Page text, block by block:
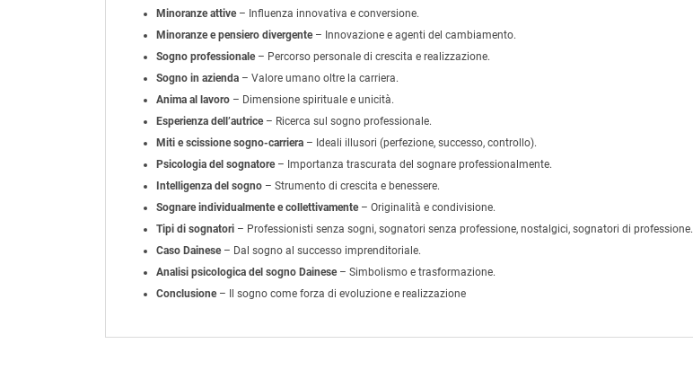
Minoranze attive– Influenza innovativa e conversione.
Minoranze e pensiero divergente– Innovazione e agenti del cambiamento.
Sogno professionale– Percorso personale di crescita e realizzazione.
Sogno in azienda – Valore umano oltre la carriera.
Anima al lavoro – Dimensione spirituale e unicità.
Esperienza dell’autrice– Ricerca sul sogno professionale.
Miti e scissione sogno-carriera – Ideali illusori (perfezione, successo, controllo).
Psicologia del sognatore– Importanza trascurata del sognare professionalmente.
Intelligenza del sogno – Strumento di crescita e benessere.
Sognare individualmente e collettivamente– Originalità e condivisione.
Tipi di sognatori – Professionisti senza sogni, sognatori senza professione, nostalgici, sognatori di professione.
Caso Dainese– Dal sogno al successo imprenditoriale.
Analisi psicologica del sogno Dainese– Simbolismo e trasformazione.
Conclusione– Il sogno come forza di evoluzione e realizzazione